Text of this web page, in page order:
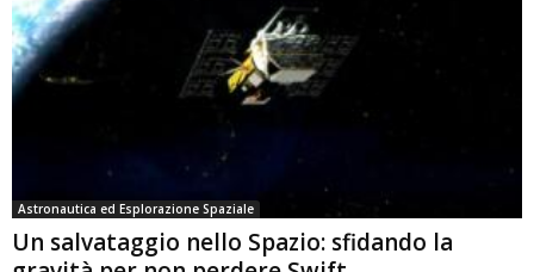
Astronautica ed Esplorazione Spaziale
Un salvataggio nello Spazio: sfidando la